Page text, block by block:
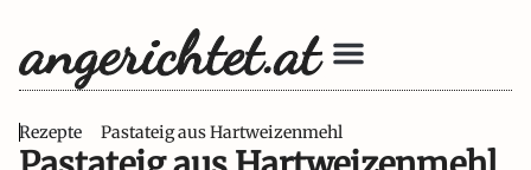
Rezepte Pastateig aus Hartweizenmehl